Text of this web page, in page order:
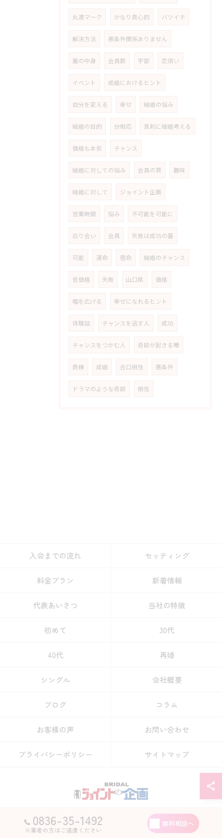
丸適マーク かなり良心的 バツイチ
解決方法 悪条件関係ありません
蓋の中身 会員数 宇部 恋煩い
イベント 成婚におけるヒント
自分を変える 幸せ 結婚の悩み
結婚の目的 分相応 真剣に結婚考える
価格も本気 チャンス
結婚に対しての悩み 会員の質 趣味
結婚に対して ジョイント企画
営業時間 悩み 不可能を可能に
巡り会い 会員 失敗は成功の基
可能 運命 宿命 結婚のチャンス
低価格 失敗 山口県 価格
幅を広げる 幸せになれるヒント
体験談 チャンスを逃す人 成功
チャンスをつかむ人 奇跡が起きる噂
良縁 成婚 合口相性 悪条件
ドラマのような奇跡 相性
0836-35-1492
※業者の方はご遠慮ください
無料相談へ
入会までの流れ セッティング
料金プラン 新着情報
代表あいさつ 当社の特徴
初めて 30代
40代 再婚
シングル 会社概要
ブログ コラム
お客様の声 お問い合わせ
プライバシーポリシー サイトマップ
© 2026 山口県宇部市の結婚相談所なら有限会社ジョイント企画 ALL RIGHTS
RESERVED.